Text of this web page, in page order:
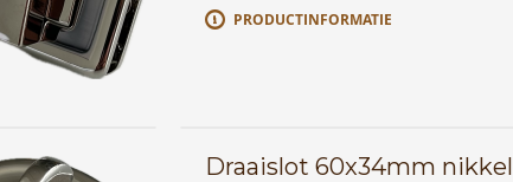
PRODUCTINFORMATIE
Draaislot 60x34mm nikkel